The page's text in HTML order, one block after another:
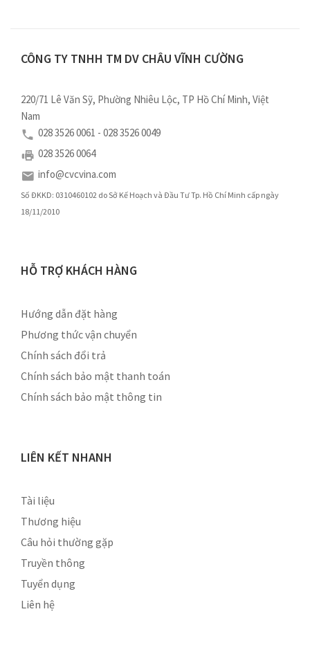
CÔNG TY TNHH TM DV CHÂU VĨNH CƯỜNG
220/71 Lê Văn Sỹ, Phường Nhiêu Lộc, TP Hồ Chí Minh, Việt
Nam
028 3526 0061 - 028 3526 0049
028 3526 0064
info@cvcvina.com
Số ĐKKD: 0310460102 do Sở Kế Hoạch và Đầu Tư Tp. Hồ Chí Minh cấp ngày
18/11/2010
HỖ TRỢ KHÁCH HÀNG
Hướng dẫn đặt hàng
Phương thức vận chuyển
Chính sách đổi trả
Chính sách bảo mật thanh toán
Chính sách bảo mật thông tin
LIÊN KẾT NHANH
Tài liệu
Thương hiệu
Câu hỏi thường gặp
Truyền thông
Tuyển dụng
Liên hệ